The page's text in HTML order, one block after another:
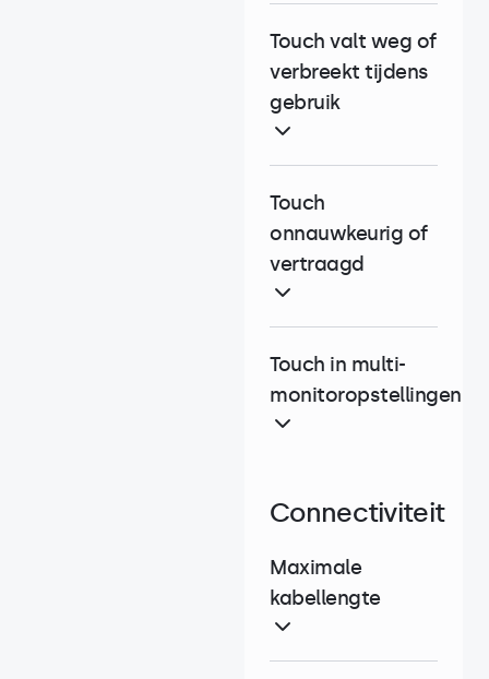
Touch valt weg of
verbreekt tijdens
gebruik
Touch
onnauwkeurig of
vertraagd
Touch in multi-
monitoropstellingen
Connectiviteit
Maximale
kabellengte